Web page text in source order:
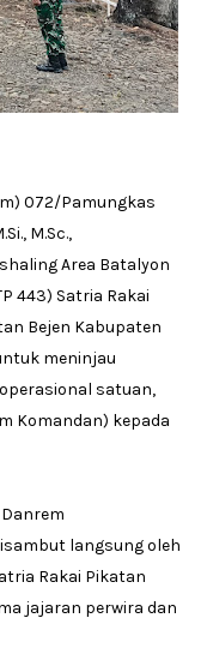
072/Pamungkas
M.Sc.,
Area Batalyon
443) Satria Rakai
Bejen Kabupaten
meninjau
satuan,
Komandan) kepada
langsung oleh
Rakai Pikatan
jajaran perwira dan